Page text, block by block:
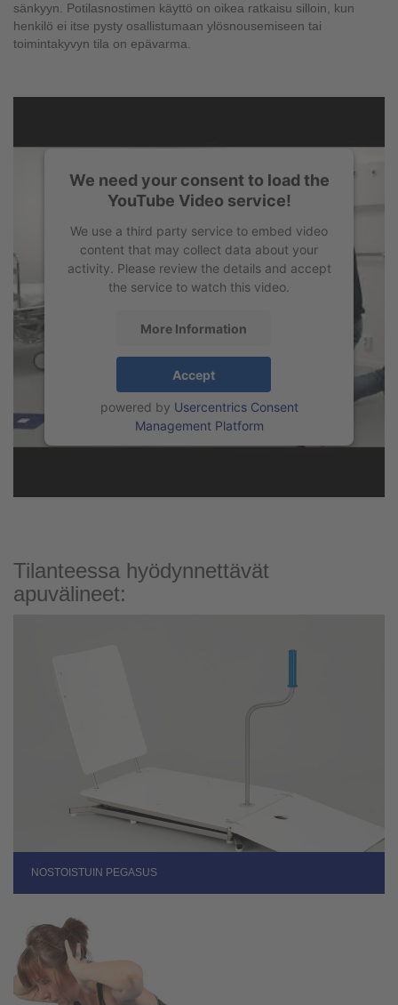
sänkyyn.
Potilasnostimen käyttö on oikea ratkaisu silloin, kun
henkilö ei itse pysty osallistumaan ylösnousemiseen tai
toimintakyvyn tila on epävarma.
We need your consent to load the
YouTube Video service!
We use a third party service to embed video
content that may collect data about your
activity. Please review the details and accept
the service to watch this video.
More Information
Accept
powered by Usercentrics Consent
Management Platform
Tilanteessa hyödynnettävät
apuvälineet:
NOSTOISTUIN PEGASUS